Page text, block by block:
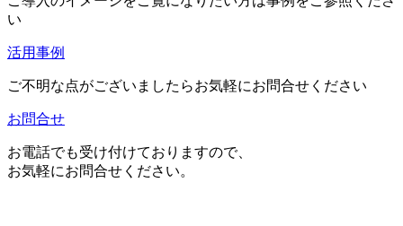
い
活用事例
ご不明な点がございましたらお気軽にお問合せください
お問合せ
お電話でも受け付けておりますので、
お気軽にお問合せください。